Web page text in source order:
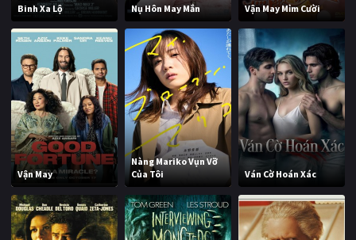
Binh Xa Lộ
Nụ Hôn May Mắn Vận May Mỉm Cười
Vận May
Nàng Mariko Vụn Vỡ
Của Tôi
Ván Cờ Hoán Xác